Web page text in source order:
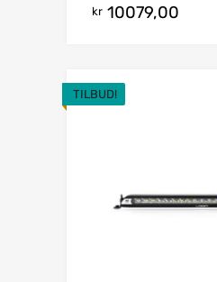
kr 10079,00
TILBUD!